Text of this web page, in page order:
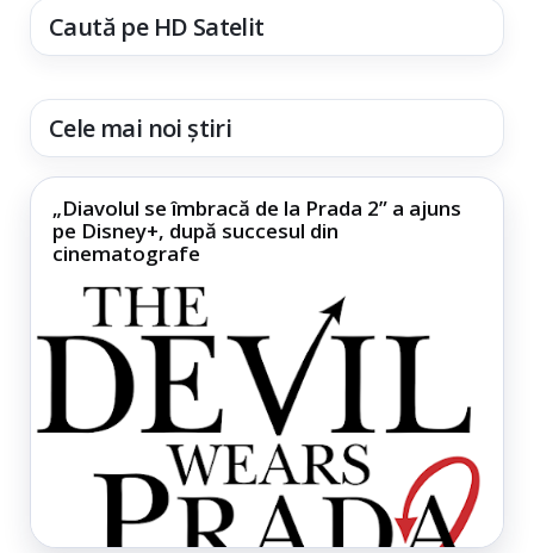
Caută pe HD Satelit
Cele mai noi știri
„Diavolul se îmbracă de la Prada 2” a ajuns
pe Disney+, după succesul din
cinematografe